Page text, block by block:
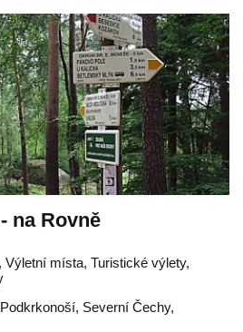
na Rovně
Výletní místa, Turistické výlety,
Podkrkonoší, Severní Čechy,